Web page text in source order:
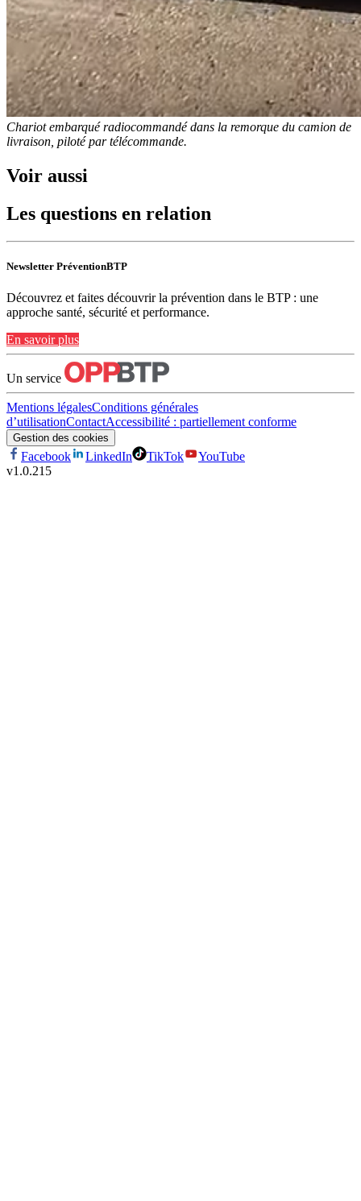
Chariot embarqué radiocommandé dans la remorque du camion de
livraison, piloté par télécommande.
Voir aussi
Les questions en relation
Newsletter PréventionBTP
Découvrez et faites découvrir la prévention dans le BTP : une
approche santé, sécurité et performance.
En savoir plus
Un service
Mentions légalesConditions générales
d’utilisationContactAccessibilité : partiellement conforme
Gestion des cookies
Facebook LinkedIn TikTok
YouTube
v1.0.215